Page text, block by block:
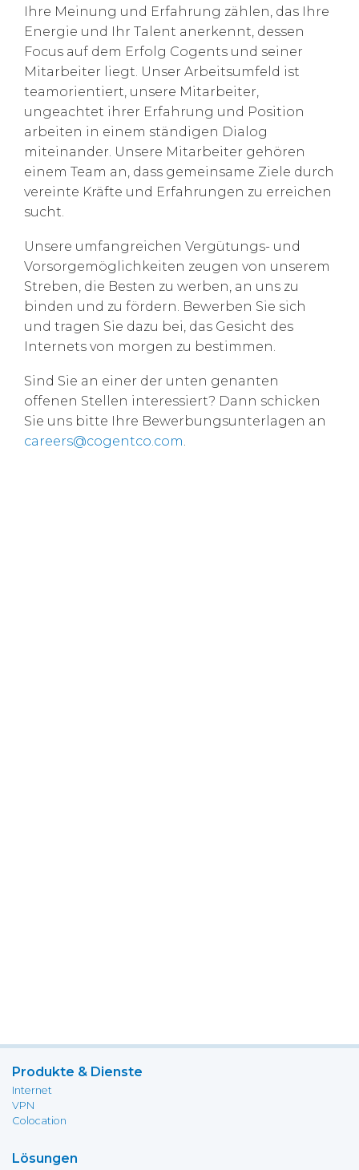
Ihre Meinung und Erfahrung zählen, das Ihre
Energie und Ihr Talent anerkennt, dessen
Focus auf dem Erfolg Cogents und seiner
Mitarbeiter liegt. Unser Arbeitsumfeld ist
teamorientiert, unsere Mitarbeiter,
ungeachtet ihrer Erfahrung und Position
arbeiten in einem ständigen Dialog
miteinander. Unsere Mitarbeiter gehören
einem Team an, dass gemeinsame Ziele durch
vereinte Kräfte und Erfahrungen zu erreichen
sucht.
Unsere umfangreichen Vergütungs- und
Vorsorgemöglichkeiten zeugen von unserem
Streben, die Besten zu werben, an uns zu
binden und zu fördern. Bewerben Sie sich
und tragen Sie dazu bei, das Gesicht des
Internets von morgen zu bestimmen.
Sind Sie an einer der unten genanten
offenen Stellen interessiert? Dann schicken
Sie uns bitte Ihre Bewerbungsunterlagen an
careers@cogentco.com
Produkte & Dienste
Internet
VPN
Colocation
Lösungen